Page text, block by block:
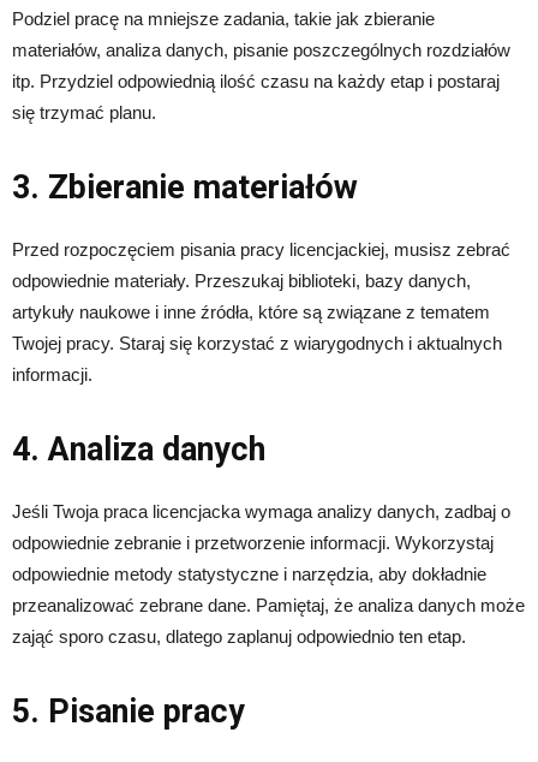
Podziel pracę na mniejsze zadania, takie jak zbieranie
materiałów, analiza danych, pisanie poszczególnych rozdziałów
itp. Przydziel odpowiednią ilość czasu na każdy etap i postaraj
się trzymać planu.
3. Zbieranie materiałów
Przed rozpoczęciem pisania pracy licencjackiej, musisz zebrać
odpowiednie materiały. Przeszukaj biblioteki, bazy danych,
artykuły naukowe i inne źródła, które są związane z tematem
Twojej pracy. Staraj się korzystać z wiarygodnych i aktualnych
informacji.
4. Analiza danych
Jeśli Twoja praca licencjacka wymaga analizy danych, zadbaj o
odpowiednie zebranie i przetworzenie informacji. Wykorzystaj
odpowiednie metody statystyczne i narzędzia, aby dokładnie
przeanalizować zebrane dane. Pamiętaj, że analiza danych może
zająć sporo czasu, dlatego zaplanuj odpowiednio ten etap.
5. Pisanie pracy